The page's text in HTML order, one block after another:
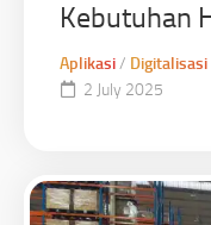
Kebutuhan
Aplikasi/
2 July 2025